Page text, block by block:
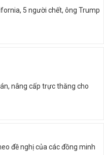
5 người chết, ông Trump
nâng cấp trực thăng cho
đề nghị của các đồng minh